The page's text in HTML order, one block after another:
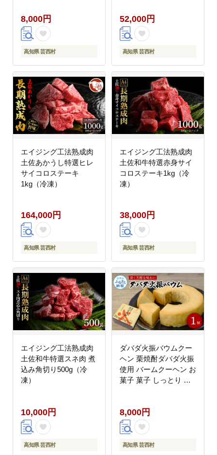
礼品 スイーツ 人気 お
土産 お取り寄せ 冷凍
高級 お菓子 ギフト か
わいい おしゃれ 玉子カ
8,000円
高知県 芸西村
52,000円
高知県 芸西村
エイジング工法熟成肉
土佐あかうし特選ヒレ
サイコロステーキ
1kg（冷凍）
164,000円
高知県 芸西村
エイジング工法熟成肉
土佐和牛特選赤身サイ
コロステーキ1kg（冷
凍）
38,000円
高知県 芸西村
エイジング工法熟成肉
土佐和牛特選スネ肉 煮
込み角切り500g（冷
凍）
10,000円
高知県 芸西村
ダバダ火振バウムクー
ヘン 栗焼酎ダバダ火振
使用 バームクーヘン お
菓子 菓子 しっとり 大
県 高知 返礼品
8,000円
高知県 芸西村